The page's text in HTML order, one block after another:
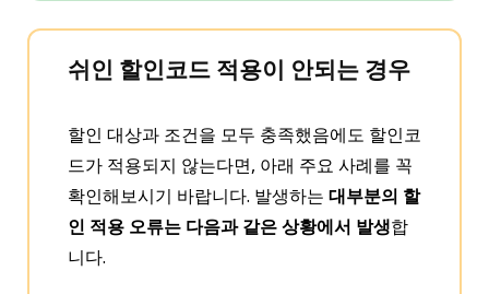
쉬인 할인코드 적용이 안되는 경우
할인 대상과 조건을 모두 충족했음에도 할인코
드가 적용되지 않는다면, 아래 주요 사례를 꼭
확인해보시기 바랍니다. 발생하는 대부분의 할
인 적용 오류는 다음과 같은 상황에서 발생합
니다.